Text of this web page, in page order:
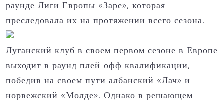
раунде Лиги Европы «Заре», которая
преследовала их на протяжении всего сезона.
Луганский клуб в своем первом сезоне в Европе
выходит в раунд плей-офф квалификации,
победив на своем пути албанский «Лач» и
норвежский «Молде». Однако в решающем